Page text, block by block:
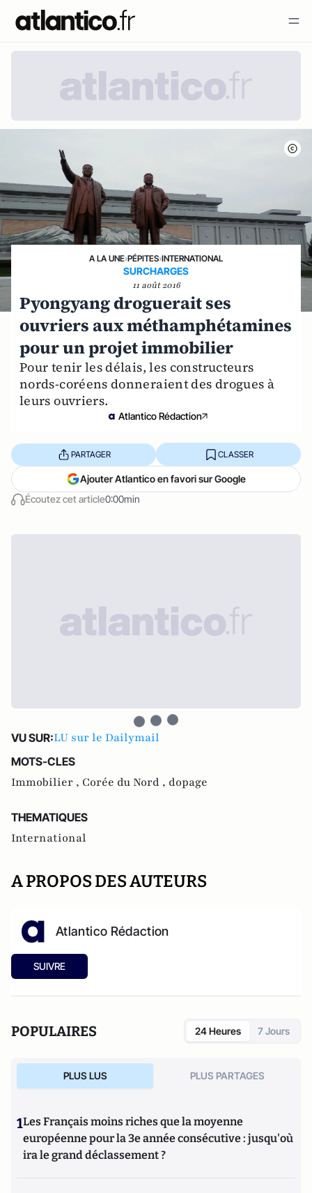
A LA UNE›PÉPITES›INTERNATIONAL
SURCHARGES
11 août 2016
Pyongyang droguerait ses
ouvriers aux méthamphétamines
pour un projet immobilier
Pour tenir les délais, les constructeurs
nords-coréens donneraient des drogues à
leurs ouvriers.
Atlantico Rédaction
Écoutez cet article0:00min
PARTAGER CLASSER
Ajouter Atlantico en favori sur Google
VU SUR:LU sur le Dailymail
MOTS-CLES
Immobilier , Corée du Nord , dopage
THEMATIQUES
International
A PROPOS DES AUTEURS
Atlantico Rédaction
SUIVRE
POPULAIRES 24 Heures 7 Jours
PLUS LUS PLUS PARTAGES
1Les Français moins riches que la moyenne
européenne pour la 3e année consécutive : jusqu'où
ira le grand déclassement ?